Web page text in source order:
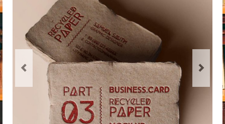
Историјат